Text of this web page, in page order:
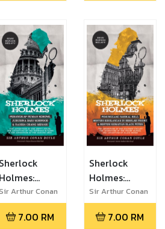
Scott'
- Edisi
Bahasa
Reigate,
Lelaki
Berbadan
Bongkok &
Pesakit Jalan
Brook- Edisi
Bahasa
Melayu
Sherlock
Holmes:
Kosong,
Arthur Conan
7.00 RM
Sherlock
Holmes:
Penunggang
Basikal Solo,
Misteri
Sir Arthur Conan
Doyle
7.00 RM